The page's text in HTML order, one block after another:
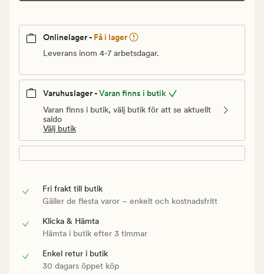
Onlinelager - Få i lager
Leverans inom 4-7 arbetsdagar.
Varuhuslager -Varan finns i butik
Varan finns i butik, välj butik för att se aktuellt
saldo
Välj butik
Fri frakt till butik
Gäller de flesta varor – enkelt och kostnadsfritt
Klicka & Hämta
Hämta i butik efter 3 timmar
Enkel retur i butik
30 dagars öppet köp